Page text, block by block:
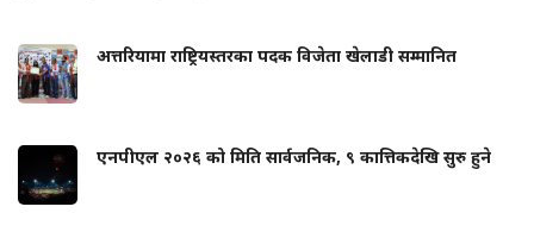
अत्तरियामा राष्ट्रियस्तरका पदक विजेता खेलाडी सम्मानित
एनपीएल २०२६ को मिति सार्वजनिक, ९ कात्तिकदेखि सुरु हुने